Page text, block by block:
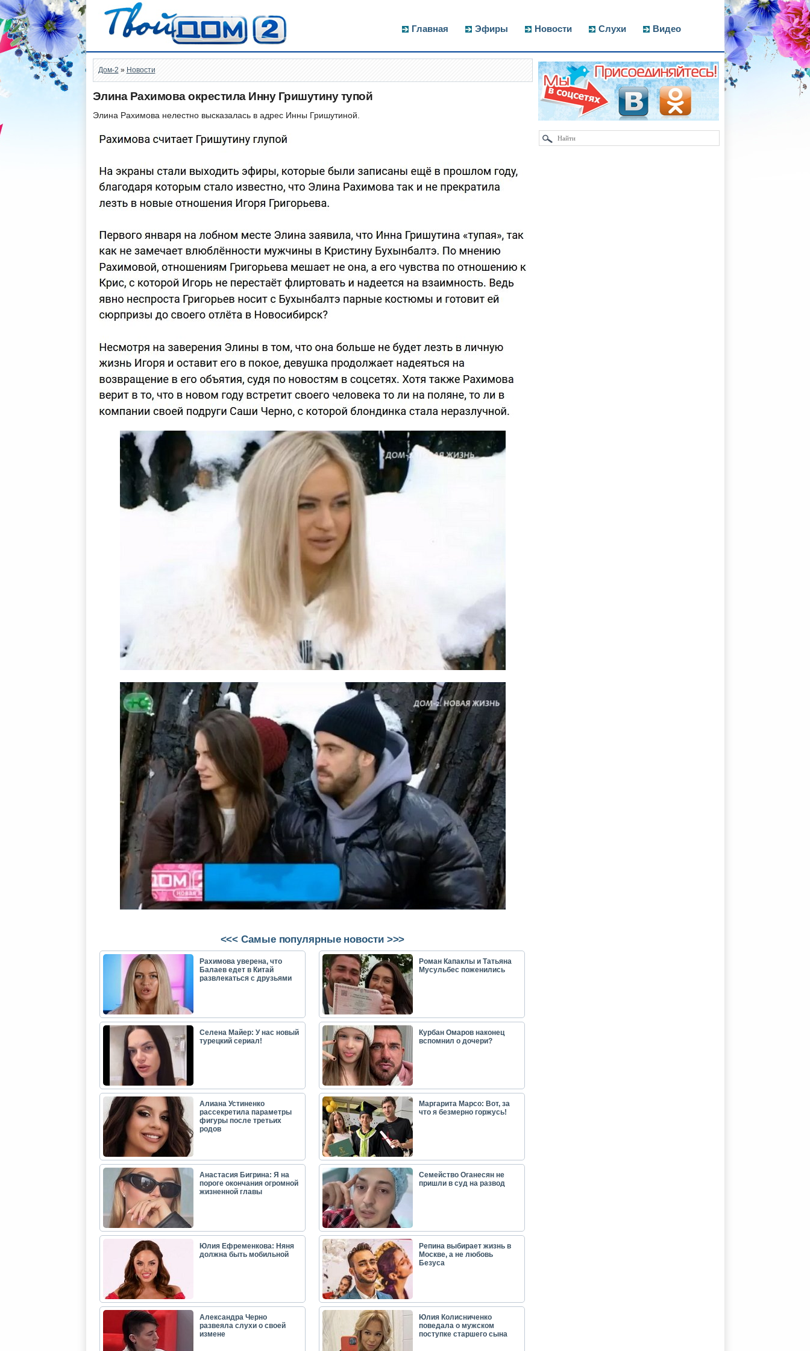
Главная Эфиры Новости Слухи Видео
Дом-2 » Новости
Элина Рахимова окрестила Инну Гришутину тупой
Элина Рахимова нелестно высказалась в адрес Инны Гришутиной.
<<< Самые популярные новости >>>
Рахимова уверена, что
Балаев едет в Китай
развлекаться с друзьями
Роман Капаклы и Татьяна
Мусульбес поженились
Селена Майер: У нас новый
турецкий сериал!
Курбан Омаров наконец
вспомнил о дочери?
Алиана Устиненко
рассекретила параметры
фигуры после третьих
родов
Маргарита Марсо: Вот, за
что я безмерно горжусь!
Анастасия Бигрина: Я на
пороге окончания огромной
жизненной главы
Семейство Оганесян не
пришли в суд на развод
Юлия Ефременкова: Няня
должна быть мобильной
Репина выбирает жизнь в
Москве, а не любовь
Безуса
Александра Черно
развеяла слухи о своей
измене
Юлия Колисниченко
поведала о мужском
поступке старшего сына